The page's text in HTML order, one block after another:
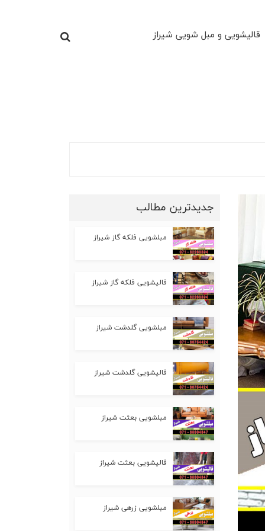
قالیشویی و مبل شویی شیراز
جدیدترین مطالب
مبلشویی فلکه گاز شیراز
قالیشویی فلکه گاز شیراز
مبلشویی گلدشت شیراز
قالیشویی گلدشت شیراز
مبلشویی بعثت شیراز
قالیشویی بعثت شیراز
مبلشویی زرهی شیراز